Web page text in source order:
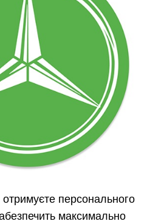
персонального
максимально